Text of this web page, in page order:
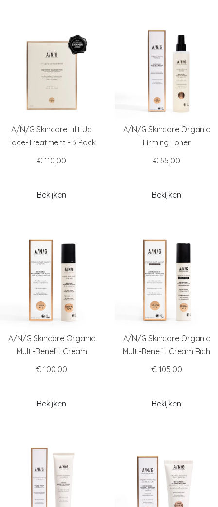
A/N/G Skincare Lift Up
Face-Treatment - 3 Pack
€ 110,00
Bekijken
A/N/G Skincare Organic
Firming Toner
€ 55,00
Bekijken
A/N/G Skincare Organic
Multi-Benefit Cream
€ 100,00
Bekijken
A/N/G Skincare Organic
Multi-Benefit Cream Rich
€ 105,00
Bekijken